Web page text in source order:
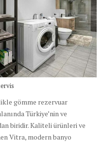
gömme rezervuar
Türkiye’nin ve
biridir. Kaliteli ürünleri ve
Vitra, modern banyo